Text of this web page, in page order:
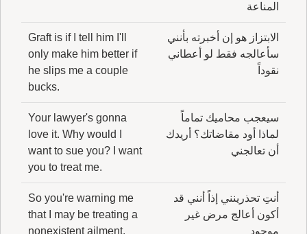
المناعة
الابتزاز هو إن أخبرته بأنني
سأعالجه فقط لو أعطاني
نقوداً
Graft is if I tell him I'll
only make him better if
he slips me a couple
bucks.
سيعجب محاميك تماماً
لماذا أود مقاضاتك؟ أريدك
أن تعالجني
Your lawyer's gonna
love it. Why would I
want to sue you? I want
you to treat me.
أنتِ تحذرينني إذاً أنني قد
أكون أعالج مرض غير
موجود
So you're warning me
that I may be treating a
nonexistent ailment.